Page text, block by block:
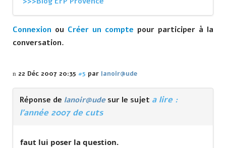
Connexion ou Créer un compte pour participer à la
conversation.
22 Déc 2007 20:35 #5 par lanoir@ude
Réponse de lanoir@udesur le sujet a lire :
l'année 2007 de cuts
faut lui poser la question.